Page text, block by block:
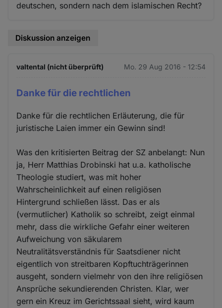
deutschen, sondern nach dem islamischen Recht?
Diskussion anzeigen
valtental (nicht überprüft) Mo. 29 Aug 2016 - 12:54
Danke für die rechtlichen
Danke für die rechtlichen Erläuterung, die für
juristische Laien immer ein Gewinn sind!
Was den kritisierten Beitrag der SZ anbelangt: Nun
ja, Herr Matthias Drobinski hat u.a. katholische
Theologie studiert, was mit hoher
Wahrscheinlichkeit auf einen religiösen
Hintergrund schließen lässt. Das er als
(vermutlicher) Katholik so schreibt, zeigt einmal
mehr, dass die wirkliche Gefahr einer weiteren
Aufweichung von säkularem
Neutralitätsverständnis für Saatsdiener nicht
eigentlich von streitbaren Kopftuchträgerinnen
ausgeht, sondern vielmehr von den ihre religiösen
Ansprüche sekundierenden Christen. Klar, wer
gern ein Kreuz im Gerichtssaal sieht, wird kaum